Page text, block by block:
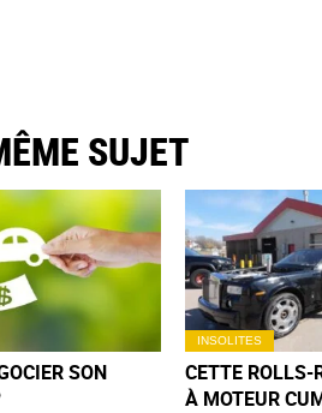
SUJET
SON
INSOLITES
CETTE ROLLS-
À MOTEUR